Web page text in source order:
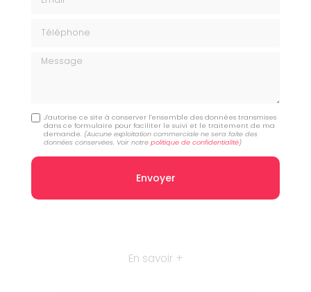
Message
J'autorise ce site à conserver l'ensemble des données transmises
dans ce formulaire pour faciliter le suivi et le traitement de ma
demande. (Aucune exploitation commerciale ne sera faite des
données conservées. Voir notrepolitique de confidentialité)
En savoir +